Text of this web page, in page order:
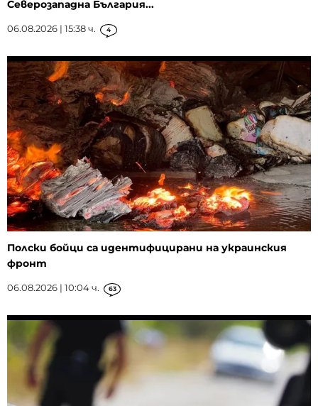
Северозападна България...
06.08.2026 | 15:38 ч. 4
Полски бойци са идентифицирани на украинския
фронт
06.08.2026 | 10:04 ч. 63